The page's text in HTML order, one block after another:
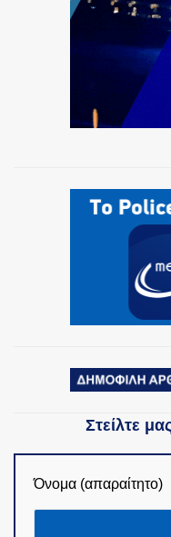
ΟΠΛΑ/ΕΞΟΠΛΙΣΜΟΣ
ΟΜΑΔΕΣ ΕΛ.ΑΣ.
Στείλτε
Όνομα (απαραίτητο)